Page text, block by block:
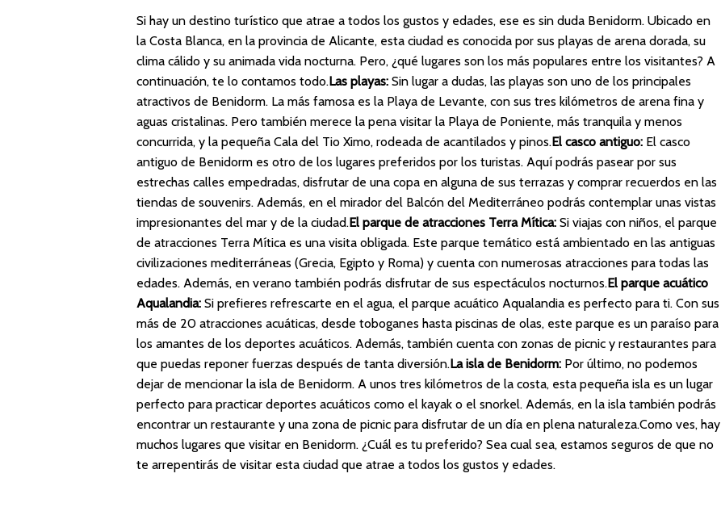
Si hay un destino turístico que atrae a todos los gustos y edades, ese es sin duda Benidorm. Ubicado en
la Costa Blanca, en la provincia de Alicante, esta ciudad es conocida por sus playas de arena dorada, su
clima cálido y su animada vida nocturna. Pero, ¿qué lugares son los más populares entre los visitantes? A
continuación, te lo contamos todo.Las playas: Sin lugar a dudas, las playas son uno de los principales
atractivos de Benidorm. La más famosa es la Playa de Levante, con sus tres kilómetros de arena fina y
aguas cristalinas. Pero también merece la pena visitar la Playa de Poniente, más tranquila y menos
concurrida, y la pequeña Cala del Tio Ximo, rodeada de acantilados y pinos.El casco antiguo: El casco
antiguo de Benidorm es otro de los lugares preferidos por los turistas. Aquí podrás pasear por sus
estrechas calles empedradas, disfrutar de una copa en alguna de sus terrazas y comprar recuerdos en las
tiendas de souvenirs. Además, en el mirador del Balcón del Mediterráneo podrás contemplar unas vistas
impresionantes del mar y de la ciudad.El parque de atracciones Terra Mítica: Si viajas con niños, el parque
de atracciones Terra Mítica es una visita obligada. Este parque temático está ambientado en las antiguas
civilizaciones mediterráneas (Grecia, Egipto y Roma) y cuenta con numerosas atracciones para todas las
edades. Además, en verano también podrás disfrutar de sus espectáculos nocturnos.El parque acuático
Aqualandia: Si prefieres refrescarte en el agua, el parque acuático Aqualandia es perfecto para ti. Con sus
más de 20 atracciones acuáticas, desde toboganes hasta piscinas de olas, este parque es un paraíso para
los amantes de los deportes acuáticos. Además, también cuenta con zonas de picnic y restaurantes para
que puedas reponer fuerzas después de tanta diversión.La isla de Benidorm: Por último, no podemos
dejar de mencionar la isla de Benidorm. A unos tres kilómetros de la costa, esta pequeña isla es un lugar
perfecto para practicar deportes acuáticos como el kayak o el snorkel. Además, en la isla también podrás
encontrar un restaurante y una zona de picnic para disfrutar de un día en plena naturaleza.Como ves, hay
muchos lugares que visitar en Benidorm. ¿Cuál es tu preferido? Sea cual sea, estamos seguros de que no
te arrepentirás de visitar esta ciudad que atrae a todos los gustos y edades.